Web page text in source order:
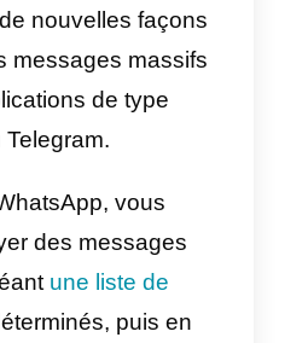
massifs
retenir, diffuser et
campagnes de
certain produit,